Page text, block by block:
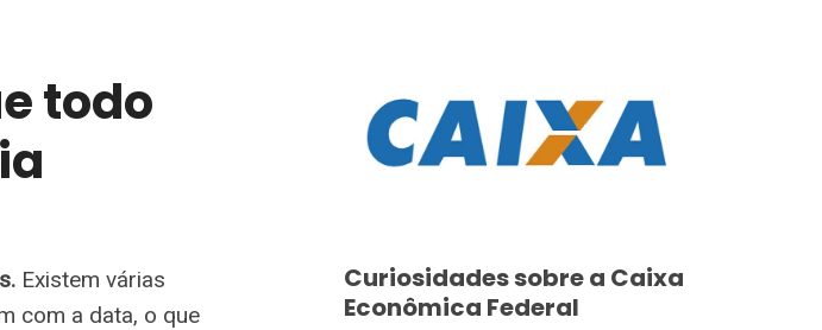
todo
Existem várias
com a data, o que
Curiosidades sobre a Caixa
Econômica Federal